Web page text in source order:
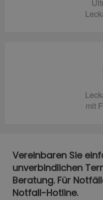
mit
Vereinbaren Sie
unverbindlichen
Beratung. Für
Notfall-Hotline.